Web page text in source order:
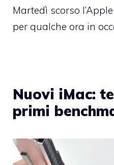
Martedì scorso
per qualche ora in
Nuovi iMac:
primi